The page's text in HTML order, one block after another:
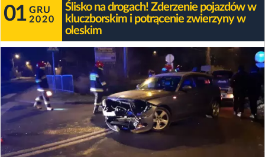
01 GRU
2020
Ślisko na drogach! Zderzenie pojazdów w
kluczborskim i potrącenie zwierzyny w
oleskim